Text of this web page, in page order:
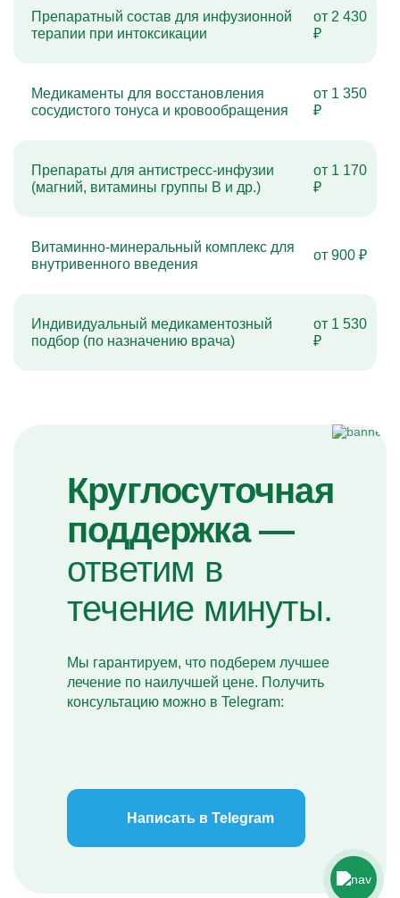
Препаратный состав для инфузионной
терапии при интоксикации
от 2 430
₽
Медикаменты для восстановления
сосудистого тонуса и кровообращения
от 1 350
₽
Препараты для антистресс-инфузии
(магний, витамины группы B и др.)
от 1 170
₽
Витаминно-минеральный комплекс для
внутривенного введения
от 900 ₽
Индивидуальный медикаментозный
подбор (по назначению врача)
от 1 530
₽
Круглосуточная
поддержка —
ответим в
течение минуты.
Мы гарантируем, что подберем лучшее
лечение по наилучшей цене. Получить
консультацию можно в Telegram:
Написать в Telegram